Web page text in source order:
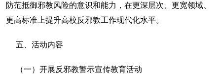
防范抵御邪教风险的意识和能力，在更深层次、更宽领域、
更高标准上提升高校反邪教工作现代化水平。
五、活动内容
（一）开展反邪教警示宣传教育活动